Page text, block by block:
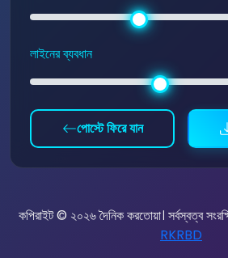
লাইনের ব্যবধান
পোস্টে ফিরে যান
কপিরাইট © ২০২৬ দৈনিক করতোয়া। সর্বস্বত্ব
RKRBD